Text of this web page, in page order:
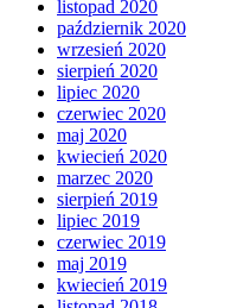
listopad 2020
październik 2020
wrzesień 2020
sierpień 2020
lipiec 2020
czerwiec 2020
maj 2020
kwiecień 2020
marzec 2020
sierpień 2019
lipiec 2019
czerwiec 2019
maj 2019
kwiecień 2019